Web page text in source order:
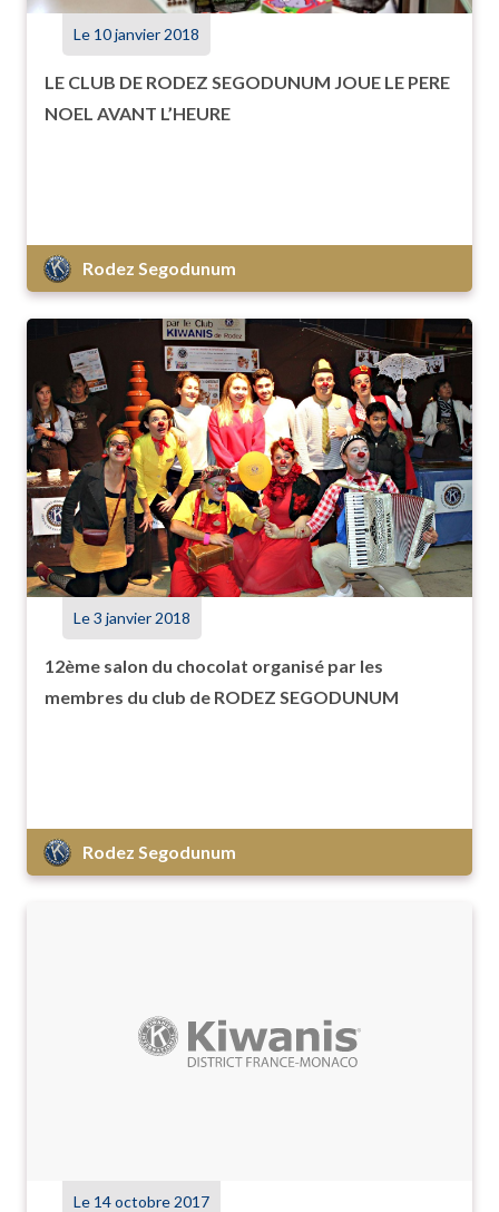
Le 10 janvier 2018
LE CLUB DE RODEZ SEGODUNUM JOUE LE PERE
NOEL AVANT L’HEURE
Rodez Segodunum
Le 3 janvier 2018
12ème salon du chocolat organisé par les
membres du club de RODEZ SEGODUNUM
Rodez Segodunum
Le 14 octobre 2017